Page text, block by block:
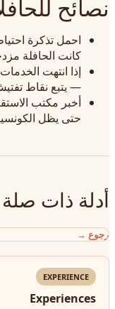
نصائح
احمل تذكرة
كانت الحافلة
إذا انتهت
— يتبع نقاط
أخبر مكتب
حتى يظل
أدلة ذات صلة
رجوع →
EXPERIENCE
Experiences